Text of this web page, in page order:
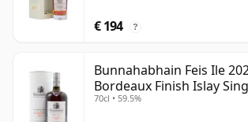
€ 194 ?
Bunnahabhain Feis Ile
Bordeaux Finish Islay
70cl • 59.5%